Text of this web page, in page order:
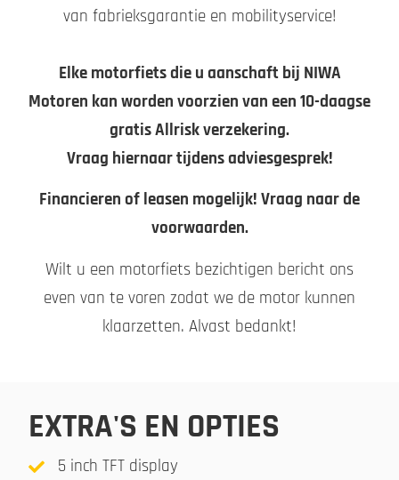
van fabrieksgarantie en mobilityservice!
Elke motorfiets die u aanschaft bij NIWA
Motoren kan worden voorzien van een 10-daagse
gratis Allrisk verzekering.
Vraag hiernaar tijdens adviesgesprek!
Financieren of leasen mogelijk! Vraag naar de
voorwaarden.
Wilt u een motorfiets bezichtigen bericht ons
even van te voren zodat we de motor kunnen
klaarzetten. Alvast bedankt!
EXTRA'S EN OPTIES
5 inch TFT display